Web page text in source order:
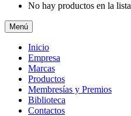
No hay productos en la lista
Menú
Inicio
Empresa
Marcas
Productos
Membresías y Premios
Biblioteca
Contactos